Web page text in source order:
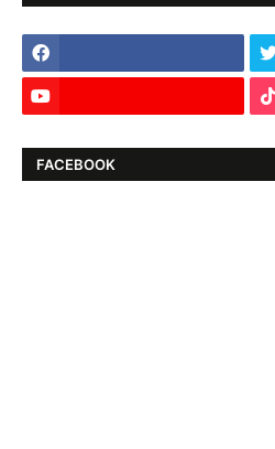
FACEBOOK